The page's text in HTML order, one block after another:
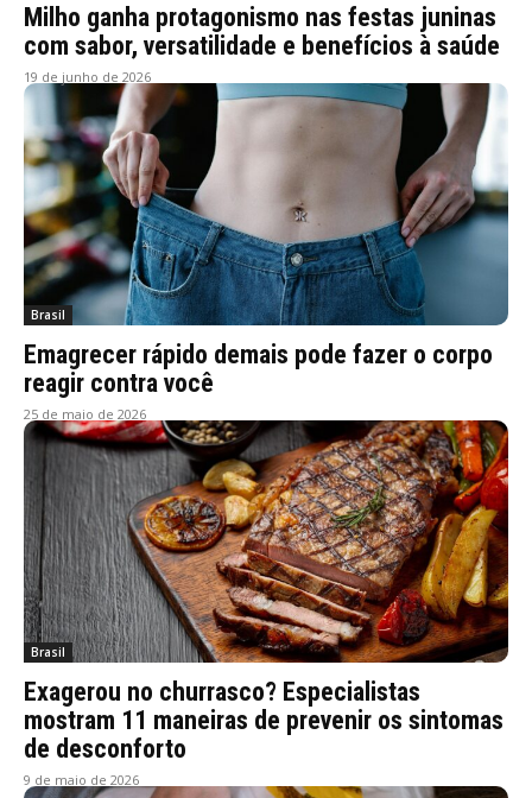
Milho ganha protagonismo nas festas juninas
com sabor, versatilidade e benefícios à saúde
19 de junho de 2026
Brasil
Emagrecer rápido demais pode fazer o corpo
reagir contra você
25 de maio de 2026
Brasil
Exagerou no churrasco? Especialistas
mostram 11 maneiras de prevenir os sintomas
de desconforto
9 de maio de 2026